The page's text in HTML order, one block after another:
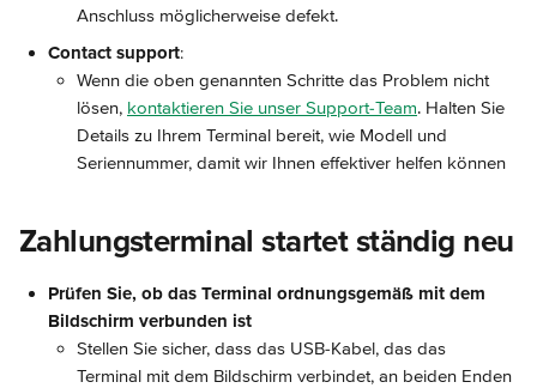
Anschluss möglicherweise defekt.
Contact support:
Wenn die oben genannten Schritte das Problem nicht
lösen, kontaktieren Sie unser Support-Team. Halten Sie
Details zu Ihrem Terminal bereit, wie Modell und
Seriennummer, damit wir Ihnen effektiver helfen können
Zahlungsterminal startet ständig neu
Prüfen Sie, ob das Terminal ordnungsgemäß mit dem
Bildschirm verbunden ist
Stellen Sie sicher, dass das USB-Kabel, das das
Terminal mit dem Bildschirm verbindet, an beiden Enden